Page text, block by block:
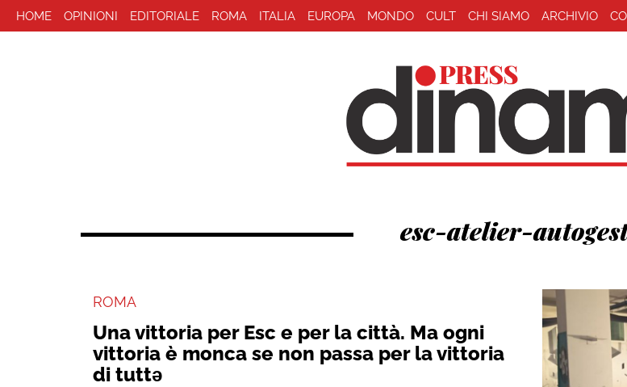
HOME OPINIONI EDITORIALE ROMA ITALIA EUROPA MONDO CULT CHI SIAMO ARCHIVIO
esc-atelier-
ROMA
Una vittoria per Esc e per la città. Ma ogni
vittoria è monca se non passa per la vittoria
di tuttə